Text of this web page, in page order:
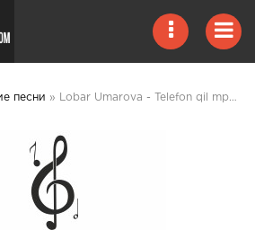
песни » Lobar Umarova - Telefon qil mp3 скачать